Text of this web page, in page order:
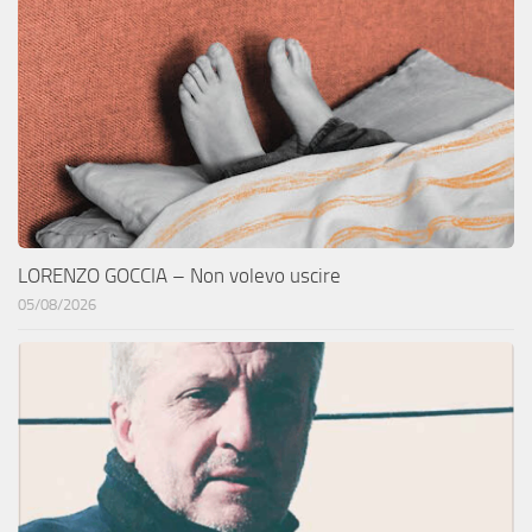
LORENZO GOCCIA – Non volevo uscire
05/08/2026